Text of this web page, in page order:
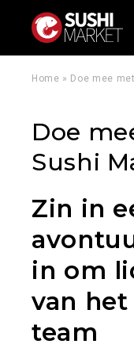
Home » Doe mee
Doe
Sushi
Zin in
in om
van
team